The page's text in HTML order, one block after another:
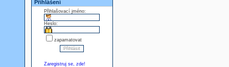
Přihlášení
Přihlašovací jméno:
Heslo:
zapamatovat
Zaregistruj se, zde!